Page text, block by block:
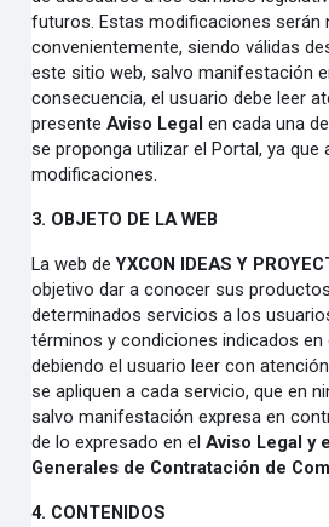
futuros. Estas modificaciones serán
convenientemente, siendo válidas
este sitio web, salvo manifestación
consecuencia, el usuario debe leer
presenteAviso Legalen cada una
se proponga utilizar el Portal, ya que
modificaciones.
3. OBJETO DE LA WEB
La web deYXCON IDEAS Y
objetivo dar a conocer sus
determinados servicios a los
términos y condiciones indicados en
debiendo el usuario leer con
se apliquen a cada servicio, que en
salvo manifestación expresa en
de lo expresado en elAviso Legal y
Generales de Contratación de
4. CONTENIDOS